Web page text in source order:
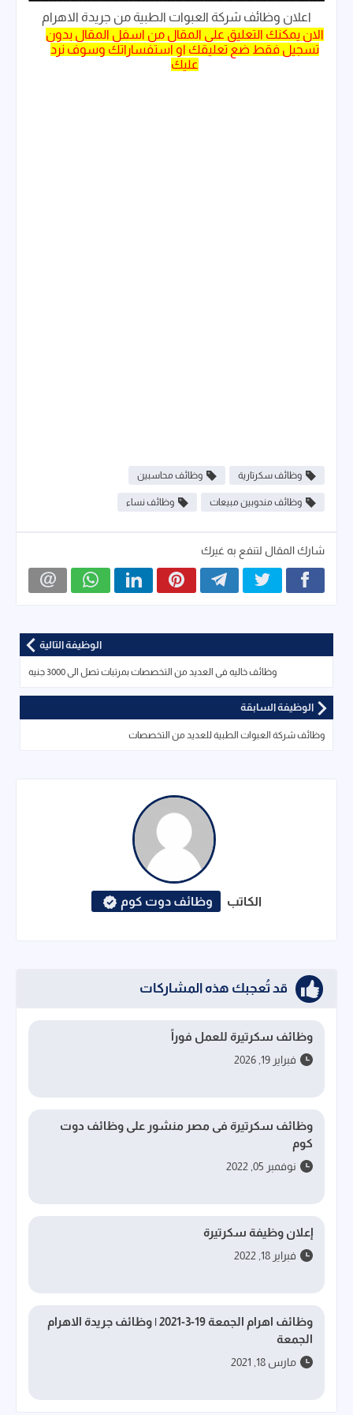
اعلان وظائف شركة العبوات الطبية من جريدة الاهرام
الان يمكنك التعليق على المقال من اسفل المقال بدون
تسجيل فقط ضع تعليقك او استفساراتك وسوف نرد
عليك
وظائف سكرتارية وظائف محاسبين
وظائف مندوبين مبيعات وظائف نساء
شارك المقال لتنفع به غيرك
الوظيفة التالية
وظائف خاليه فى العديد من التخصصات بمرتبات تصل الى 3000 جنيه
الوظيفة السابقة
وظائف شركة العبوات الطبية للعديد من التخصصات
الكاتب وظائف دوت كوم
قد تُعجبك هذه المشاركات
وظائف سكرتيرة للعمل فوراً
فبراير 19, 2026
وظائف سكرتيرة فى مصر منشور على وظائف دوت
كوم
نوفمبر 05, 2022
إعلان وظيفة سكرتيرة
فبراير 18, 2022
وظائف اهرام الجمعة 19-3-2021 | وظائف جريدة الاهرام
الجمعة
مارس 18, 2021